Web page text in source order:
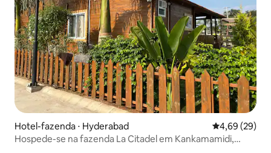
Hotel-fazenda ⋅ Hyderabad 4,69 de uma
4,69 (29)
Hospede-se na fazenda La Citadel em Kankamamidi,